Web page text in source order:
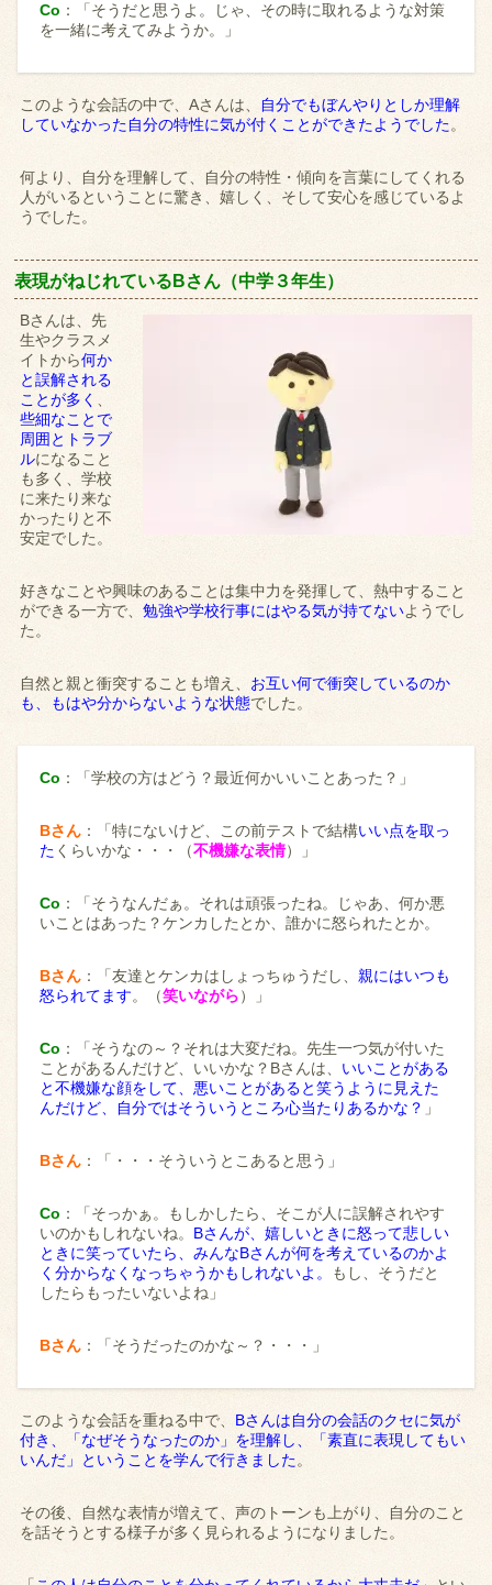
Co ：「そうだと思うよ。じゃ、その時に取れるような対策
を一緒に考えてみようか。」
このような会話の中で、Aさんは、 自分でもぼんやりとしか理解
していなかった自分の特性に気が付くことができたようでした。
何より、自分を理解して、自分の特性・傾向を言葉にしてくれる
人がいるということに驚き、嬉しく、そして安心を感じているよ
うでした。
表現がねじれているBさん（中学３年生）
Bさんは、先
生やクラスメ
イトから何か
と誤解される
ことが多く 、
些細なことで
周囲とトラブ
ルになること
も多く、学校
に来たり来な
かったりと不
安定でした。
好きなことや興味のあることは集中力を発揮して、熱中すること
ができる一方で、勉強や学校行事にはやる気が持てないようでし
た。
自然と親と衝突することも増え、 お互い何で衝突しているのか
も、もはや分からないような状態でした。
Co ：「学校の方はどう？最近何かいいことあった？」
Bさん ：「特にないけど、この前テストで結構いい点を取っ
た くらいかな・・・（不機嫌な表情）」
Co ：「そうなんだぁ。それは頑張ったね。じゃあ、何か悪
いことはあった？ケンカしたとか、誰かに怒られたとか。
Bさん ：「友達とケンカはしょっちゅうだし、親にはいつも
怒られてます。（笑いながら）」
Co ：「そうなの～？それは大変だね。先生一つ気が付いた
ことがあるんだけど、いいかな？Bさんは、 いいことがある
と不機嫌な顔をして、悪いことがあると笑うように見えた
んだけど、自分ではそういうところ心当たりあるかな？ 」
Bさん ：「・・・そういうとこあると思う」
Co ：「そっかぁ。もしかしたら、そこが人に誤解されやす
いのかもしれないね。 Bさんが、嬉しいときに怒って悲しい
ときに笑っていたら、みんなBさんが何を考えているのかよ
く分からなくなっちゃうかもしれないよ。 もし、そうだと
したらもったいないよね」
Bさん ：「そうだったのかな～？・・・」
このような会話を重ねる中で、 Bさんは自分の会話のクセに気が
付き、「なぜそうなったのか」を理解し、「素直に表現してもい
いんだ」ということを学んで行きました。
その後、自然な表情が増えて、声のトーンも上がり、自分のこと
を話そうとする様子が多く見られるようになりました。